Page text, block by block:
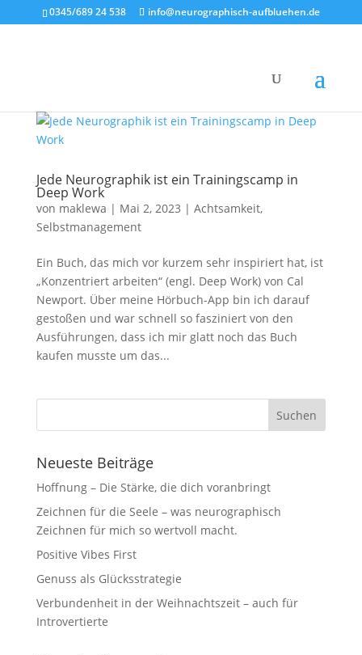
0345/689 24 538 info@neurographisch-aufbluehen.de
Jede Neurographik ist ein Trainingscamp in
Deep Work
von maklewa | Mai 2, 2023 | Achtsamkeit,
Selbstmanagement
Ein Buch, das mich vor kurzem sehr inspiriert hat, ist
„Konzentriert arbeiten“ (engl. Deep Work) von Cal
Newport. Über meine Hörbuch-App bin ich darauf
gestoßen und war schnell so fasziniert von den
Ausführungen, dass ich mir glatt noch das Buch
kaufen musste um das...
Neueste Beiträge
Hoffnung – Die Stärke, die dich voranbringt
Zeichnen für die Seele – was neurographisch
Zeichnen für mich so wertvoll macht.
Positive Vibes First
Genuss als Glücksstrategie
Verbundenheit in der Weihnachtszeit – auch für
Introvertierte